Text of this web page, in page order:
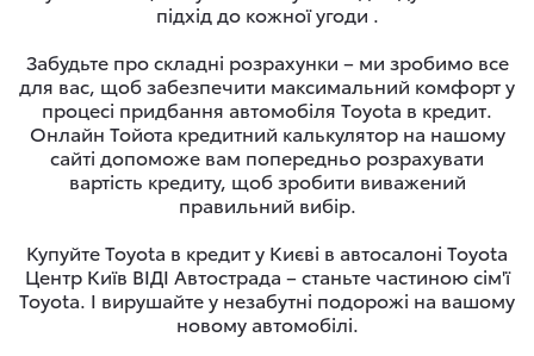
підхід до кожної угоди .
Забудьте про складні розрахунки – ми зробимо все
для вас, щоб забезпечити максимальний комфорт у
процесі придбання автомобіля Toyota в кредит.
Онлайн Тойота кредитний калькулятор на нашому
сайті допоможе вам попередньо розрахувати
вартість кредиту, щоб зробити виважений
правильний вибір.
Купуйте Toyota в кредит у Києві в автосалоні Toyota
Центр Київ ВІДІ Автострада – станьте частиною сім'ї
Toyota. І вирушайте у незабутні подорожі на вашому
новому автомобілі.